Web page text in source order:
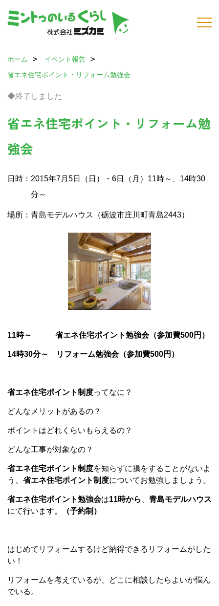
ホーム
イベント報告
省エネ住宅ポイント・リフォーム勉強会
◆終了しました
省エネ住宅ポイント・リフォーム勉
強会
日時：2015年7月5日（日）・6日（月）11時～、14時30
分～
場所：青島モデルハウス（砺波市庄川町青島2443）
11時～ 省エネ住宅ポイント勉強会（参加費500円）
14時30分～ リフォーム勉強会（参加費500円）
省エネ住宅ポイント制度ってなに？
どんなメリットがあるの？
ポイントはどれくらいもらえるの？
どんな工事が対象なの？
省エネ住宅ポイント制度を知らずに損をすることがないよ
う、 省エネ住宅ポイント制度についてお勉強しましょう。
省エネ住宅ポイント勉強会は11時から
青島モデルハウス
にて行います。
（予約制）
はじめてリフォームするけど納得できるリフォームがした
い！
リフォームを考えているが、どこに相談したらよいか悩ん
でいる。